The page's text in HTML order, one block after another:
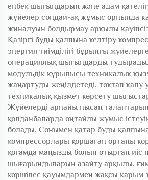
еңбек шығындарын және адам
жүйелер сондай-ақ жұмыс орнында
жиналуын болдырмау арқылы
Қазіргі буды қалпына келтіру
энергия тиімділігі бұрынғы
операциялық шығындарды
модульдік құрылысы техникалық
жаңартуды жеңілдетеді, тоқтап қалу
техникалық қызмет көрсету
Жүйелерді арнайы нысан
қолданбаларда оңтайлы жұмыс
болады. Сонымен қатар буды қалпына
компрессорлары қоршаған ортаны
қоғамда маңызды болып отырған иіс
шығарындыларын азайту арқылы,
көршілес қауымдармен жақсы қарым-